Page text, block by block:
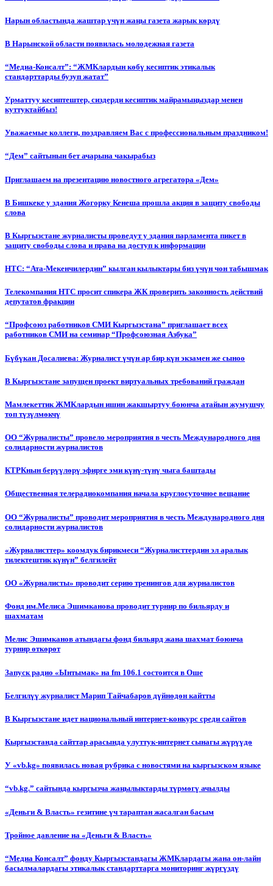
Нарын областында жаштар үчүн жаңы газета жарык көрдү
В Нарынской области появилась молодежная газета
“Медиа-Консалт”: “ЖМКлардын көбү кесиптик этикалык
стандарттарды бузуп жатат”
Урматтуу кесиптештер, сиздерди кесиптик майрамыңыздар менен
куттуктайбыз!
Уважаемые коллеги, поздравляем Вас с профессиональным праздником!
“Дем” сайтынын бет ачарына чакырабыз
Приглашаем на презентацию новостного агрегатора «Дем»
В Бишкеке у здания Жогорку Кенеша прошла акция в защиту свободы
слова
В Кыргызстане журналисты проведут у здания парламента пикет в
защиту свободы слова и права на доступ к информации
НТС: “Ата-Мекенчилердин” кылган кылыктары биз үчүн чон табышмак
Телекомпания НТС просит спикера ЖК проверить законность действий
депутатов фракции
“Профсоюз работников СМИ Кыргызстана” приглашает всех
работников СМИ на семинар “Профсоюзная Азбука”
Бүбүкан Досалиева: Журналист үчүн ар бир күн экзамен же сыноо
В Кыргызстане запущен проект виртуальных требований граждан
Мамлекеттик ЖМКлардын ишин жакшыртуу боюнча атайын жумушчу
топ түзүлмөкчү
ОО “Журналисты” провело мероприятия в честь Международного дня
солидарности журналистов
КТРКнын берүүлөрү эфирге эми күнү-түнү чыга баштады
Общественная телерадиокомпания начала круглосуточное вещание
ОО “Журналисты” проводит мероприятия в честь Международного дня
солидарности журналистов
«Журналисттер» коомдук бирикмеси “Журналисттердин эл аралык
тилектештик күнүн” белгилейт
ОО «Журналисты» проводит серию тренингов для журналистов
Фонд им.Мелиса Эшимканова проводит турнир по бильярду и
шахматам
Мелис Эшимканов атындагы фонд бильярд жана шахмат боюнча
турнир өткөрөт
Запуск радио «Ынтымак» на fm 106.1 состоится в Оше
Белгилүү журналист Марип Тайчабаров дүйнөдөн кайтты
В Кыргызстане идет национальный интернет-конкурс среди сайтов
Кыргызстанда сайттар арасында улуттук-интернет сынагы жүрүүдө
У «vb.kg» появилась новая рубрика с новостями на кыргызском языке
“vb.kg.” сайтында кыргызча жаңылыктарды түрмөгү ачылды
«Деньги & Власть» гезитине үч тараптан жасалган басым
Тройное давление на «Деньги & Власть»
“Медиа Консалт” фонду Кыргызстандагы ЖМКлардагы жана он-лайн
басылмалардагы этикалык стандарттарга мониторинг жүргүздү